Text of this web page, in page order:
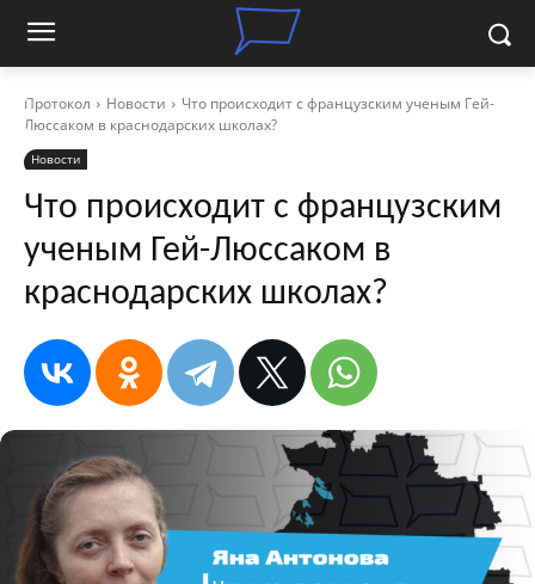
Протокол Новости
Что происходит с французским ученым Гей-
Люссаком в краснодарских школах?
Новости
Что происходит с французским
ученым Гей-Люссаком в
краснодарских школах?